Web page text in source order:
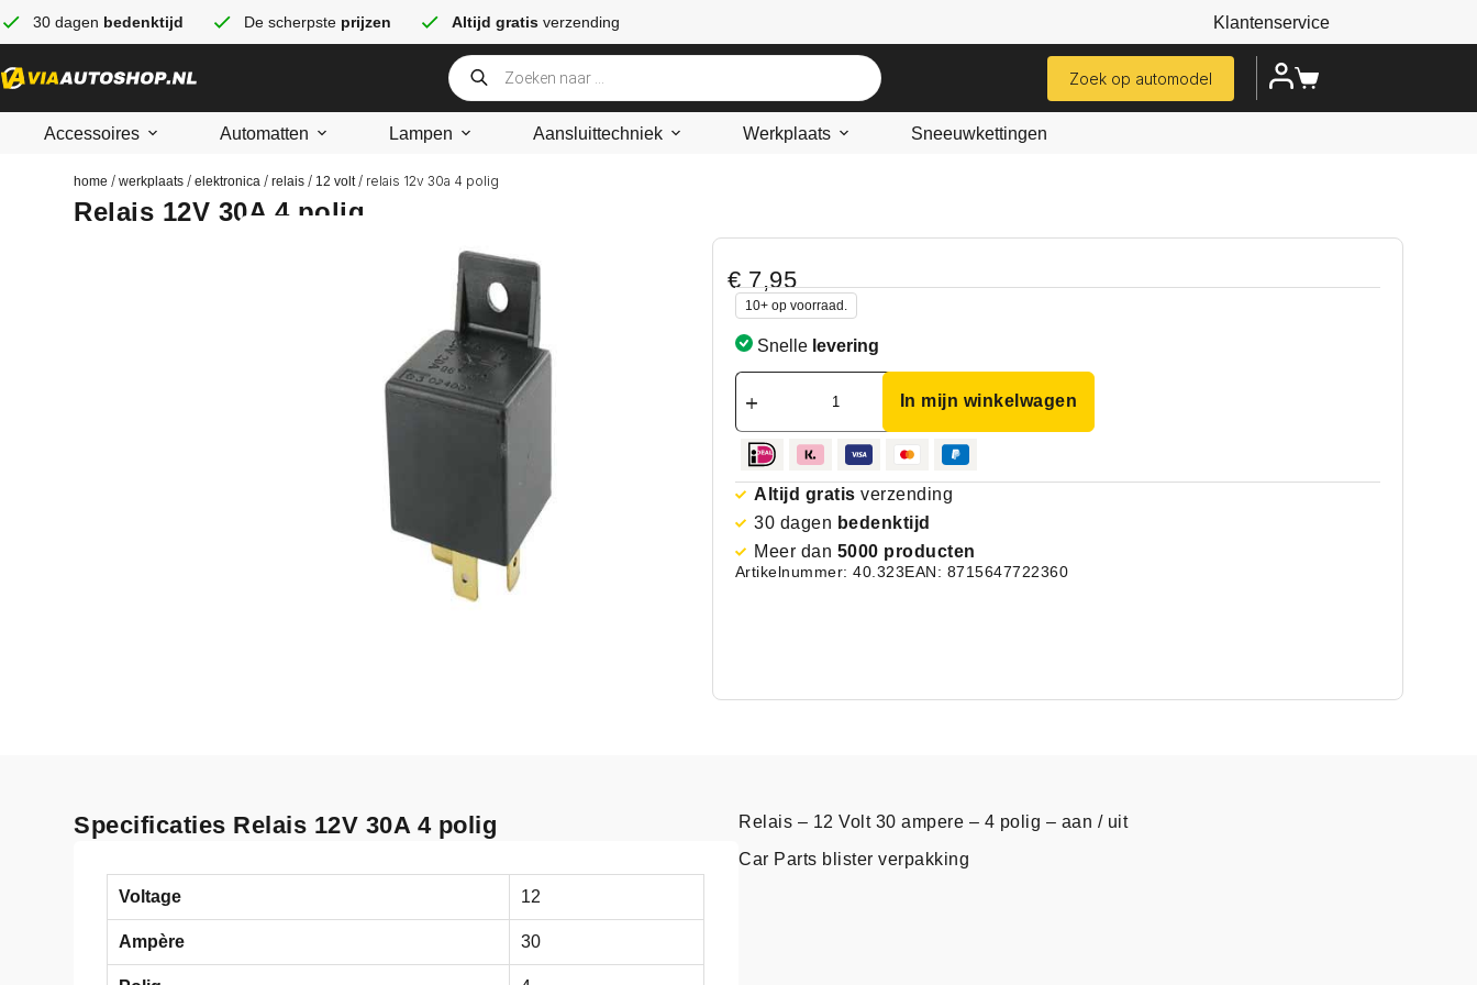
30 dagen bedenktijd De scherpste prijzen Altijd gratis verzending Klantenservice
Zoek op automodel
Accessoires Automatten Lampen Aansluittechniek Werkplaats Sneeuwkettingen
home /werkplaats /elektronica /relais / 12 volt/ relais 12v 30a 4 polig
Relais 12V 30A 4 polig
€7,95
10+ op voorraad.
Snelle levering
In mijn winkelwagen
Altijd gratis verzending
30 dagen bedenktijd
Meer dan 5000 producten
Artikelnummer: 40.323EAN: 8715647722360
Specificaties Relais 12V 30A 4 polig
Voltage 12
Ampère 30
Relais – 12 Volt 30 ampere – 4 polig – aan / uit
Car Parts blister verpakking